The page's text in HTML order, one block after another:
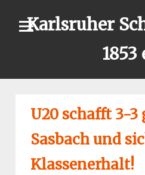
Karlsruher
1853
U20 schafft 3-3
Sasbach und
Klassenerhalt!